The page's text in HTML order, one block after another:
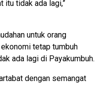
itu tidak ada lagi,”
untuk orang
tetap tumbuh
ada lagi di Payakumbuh.
dengan semangat